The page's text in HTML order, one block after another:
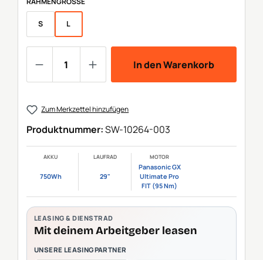
S L
In den Warenkorb
Zum Merkzettel hinzufügen
Produktnummer:SW-10264-003
AKKU
750Wh
LAUFRAD
29"
MOTOR
Panasonic GX
Ultimate Pro
FIT (95 Nm)
LEASING & DIENSTRAD
Mit deinem Arbeitgeber leasen
UNSERE LEASINGPARTNER